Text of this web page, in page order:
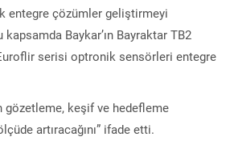
entegre çözümler geliştirmeyi
Baykar’ın Bayraktar TB2
serisi optronik sensörleri entegre
gözetleme, keşif ve hedefleme
artıracağını” ifade etti.